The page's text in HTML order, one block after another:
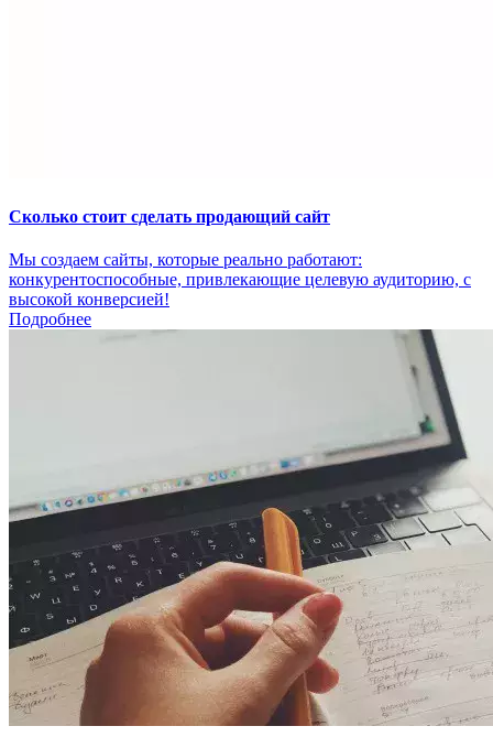
Сколько стоит сделать продающий сайт
Мы создаем сайты, которые реально работают:
конкурентоспособные, привлекающие целевую аудиторию, с
высокой конверсией!
Подробнее